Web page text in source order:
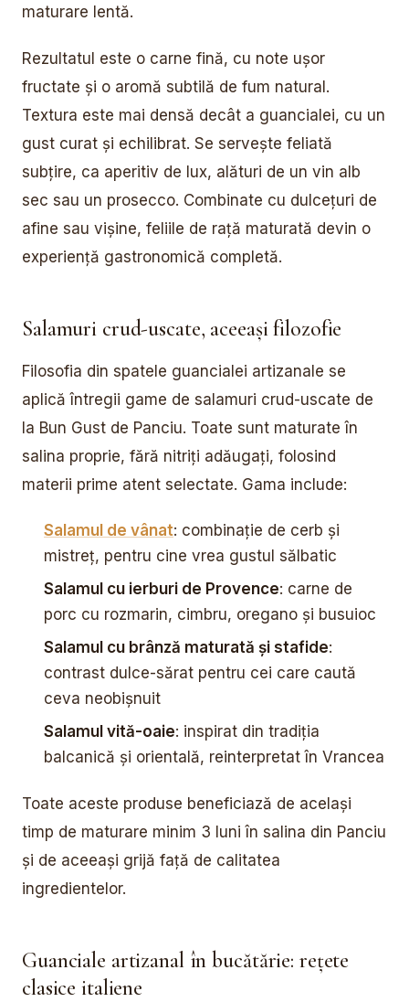
maturare lentă.
Rezultatul este o carne fină, cu note ușor
fructate și o aromă subtilă de fum natural.
Textura este mai densă decât a guancialei, cu un
gust curat și echilibrat. Se servește feliată
subțire, ca aperitiv de lux, alături de un vin alb
sec sau un prosecco. Combinate cu dulcețuri de
afine sau vișine, feliile de rață maturată devin o
experiență gastronomică completă.
Salamuri crud-uscate, aceeași filozofie
Filosofia din spatele guancialei artizanale se
aplică întregii game de salamuri crud-uscate de
la Bun Gust de Panciu. Toate sunt maturate în
salina proprie, fără nitriți adăugați, folosind
materii prime atent selectate. Gama include:
Salamul de vânat: combinație de cerb și
mistreț, pentru cine vrea gustul sălbatic
Salamul cu ierburi de Provence: carne de
porc cu rozmarin, cimbru, oregano și busuioc
Salamul cu brânză maturată și stafide:
contrast dulce-sărat pentru cei care caută
ceva neobișnuit
Salamul vită-oaie: inspirat din tradiția
balcanică și orientală, reinterpretat în Vrancea
Toate aceste produse beneficiază de același
timp de maturare minim 3 luni în salina din Panciu
și de aceeași grijă față de calitatea
ingredientelor.
Guanciale artizanal în bucătărie: rețete
clasice italiene